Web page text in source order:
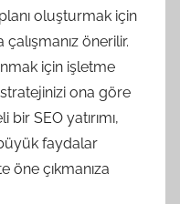
oluşturmak için
önerilir.
için işletme
ona göre
SEO yatırımı,
faydalar
öne çıkmanıza